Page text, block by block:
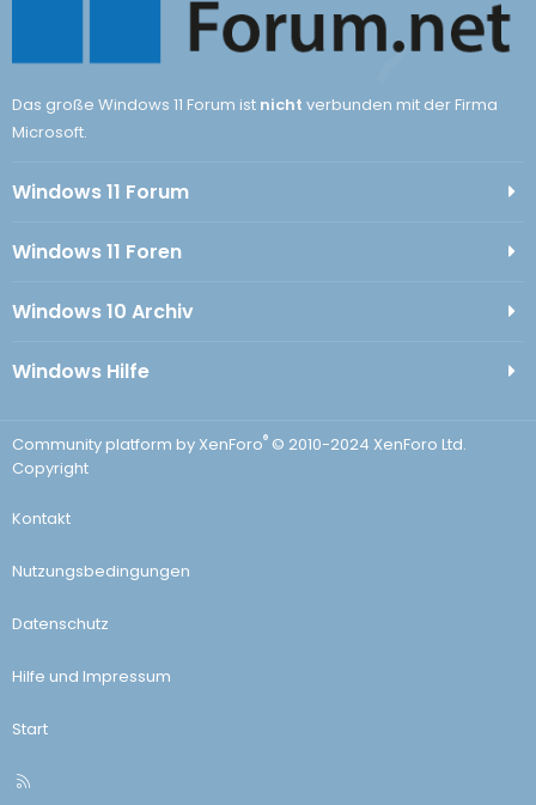
Das große Windows 11 Forum ist nicht verbunden mit der Firma
Microsoft.
Windows 11 Forum
Windows 11 Foren
Windows 10 Archiv
Windows Hilfe
Community platform by XenForo® © 2010-2024 XenForo Ltd.
Copyright
Kontakt
Nutzungsbedingungen
Datenschutz
Hilfe und Impressum
Start
R